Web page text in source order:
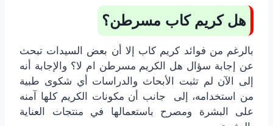
هل كريم كاب مسرطن؟
بالرغم من فوائد كريم كاب إلا أن بعض السيدات تبحث
عن إجابة سؤال هل الكريم مسرطن ام لا؟ والإجابة أنه
إلى الآن لم تثبت الأبحاث والدراسات أي شكوى طبية
من استخدامه، إلى جانب أن مكونات الكريم كلها آمنه
على البشرة ومصرح باستعمالها في منتجات العناية